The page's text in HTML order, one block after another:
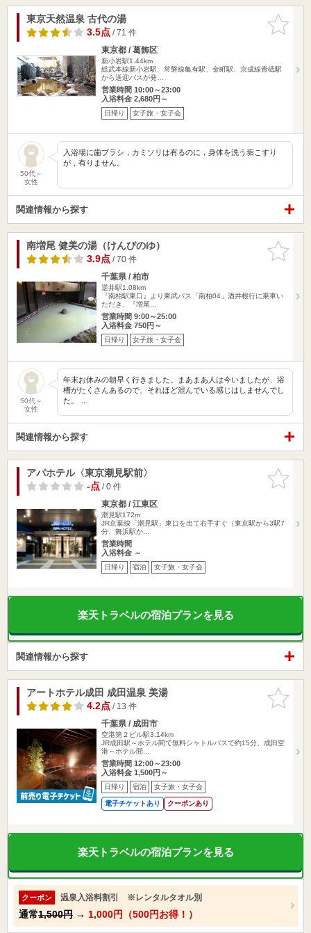
お気に入
りに追加
東京天然温泉 古代の湯
3.5点/ 71 件
東京都 / 葛飾区
新小岩駅1.44km
総武本線新小岩駅、常磐線亀有駅、金町駅、京成線青砥駅
から送迎バスが発…
営業時間 10:00～23:00
入浴料金 2,680円～
日帰り 女子旅・女子会
50代～
女性
入浴場に歯ブラシ，カミソリは有るのに，身体を洗う垢こすり
が，有りません。
関連情報から探す
お気に入
りに追加
南増尾 健美の湯（けんびのゆ）
3.9点/ 70 件
千葉県 / 柏市
逆井駅1.08km
『南柏駅東口』より東武バス「南柏04」酒井根行に乗車い
ただき、『増尾…
営業時間 9:00～25:00
入浴料金 750円～
日帰り 女子旅・女子会
50代～
女性
年末お休みの朝早く行きました。まあまあ人は今いましたが、浴
槽がたくさんあるので、それほど混んでいる感じはしませんでし
た。 …
関連情報から探す
お気に入
りに追加
アパホテル〈東京潮見駅前〉
-点/ 0 件
東京都 / 江東区
潮見駅172m
JR京葉線「潮見駅」東口を出て右手すぐ（東京駅から3駅7
分、舞浜駅か…
営業時間
入浴料金 ～
日帰り 宿泊 女子旅・女子会
楽天トラベルの宿泊プランを見る
関連情報から探す
お気に入
りに追加
アートホテル成田 成田温泉 美湯
4.2点/ 13 件
千葉県 / 成田市
空港第２ビル駅3.14km
JR成田駅～ホテル間で無料シャトルバスで約15分、成田空
港～ホテル間…
営業時間 12:00～23:00
入浴料金 1,500円～
日帰り 宿泊 女子旅・女子会
電子チケットあり クーポンあり
楽天トラベルの宿泊プランを見る
クーポン 温泉入浴料割引 ※レンタルタオル別
通常1,500円 → 1,000円（500円お得！）